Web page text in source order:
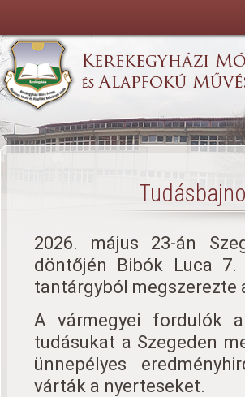
2026. május 23-án
döntőjén Bibók Luca
tantárgyból megszerezte
A vármegyei fordulók
tudásukat a Szegeden
ünnepélyes
várták a nyerteseket.